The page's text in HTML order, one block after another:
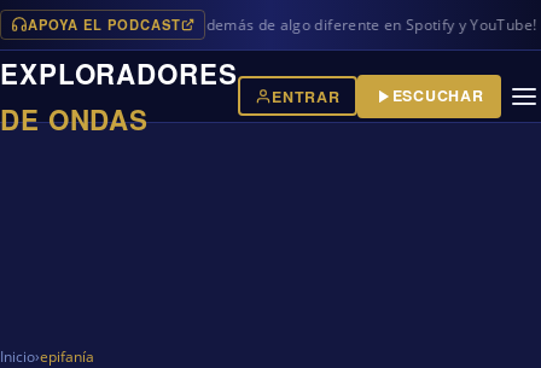
APOYA EL PODCAST
programas en iVoox, además de algo diferente en Spotify y YouTube!
EXPLORADORES
DE ONDAS
ENTRAR ESCUCHAR
Inicio›epifanía